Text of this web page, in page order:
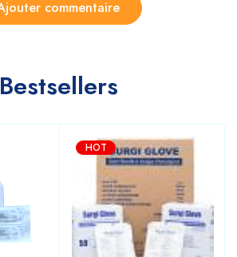
Bestsellers
HOT